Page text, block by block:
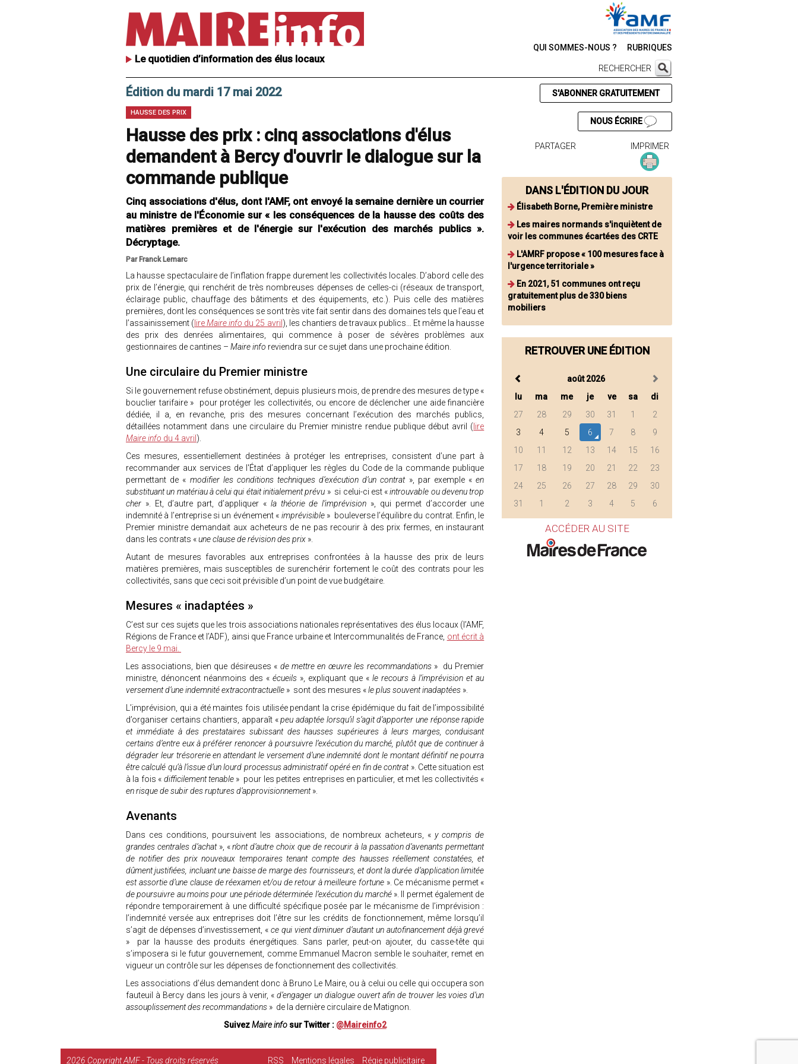
Le quotidien d’information des élus locaux
QUI SOMMES-NOUS ? RUBRIQUES
RECHERCHER
Édition du mardi 17 mai 2022
HAUSSE DES PRIX
Hausse des prix : cinq associations d'élus
demandent à Bercy d'ouvrir le dialogue sur la
commande publique
Cinq associations d'élus, dont l'AMF, ont envoyé la semaine dernière un courrier
au ministre de l'Économie sur « les conséquences de la hausse des coûts des
matières premières et de l'énergie sur l'exécution des marchés publics ».
Décryptage.
Par Franck Lemarc
La hausse spectaculaire de l’inflation frappe durement les collectivités locales. D’abord celle des
prix de l’énergie, qui renchérit de très nombreuses dépenses de celles-ci (réseaux de transport,
éclairage public, chauffage des bâtiments et des équipements, etc.). Puis celle des matières
premières, dont les conséquences se sont très vite fait sentir dans des domaines tels que l’eau et
l’assainissement ( lireMaire info du 25 avril ), les chantiers de travaux publics… Et même la hausse
des prix des denrées alimentaires, qui commence à poser de sévères problèmes aux
gestionnaires de cantines – Maire info reviendra sur ce sujet dans une prochaine édition.
Une circulaire du Premier ministre
Si le gouvernement refuse obstinément, depuis plusieurs mois, de prendre des mesures de type «
bouclier tarifaire » pour protéger les collectivités, ou encore de déclencher une aide financière
dédiée, il a, en revanche, pris des mesures concernant l’exécution des marchés publics,
détaillées notamment dans une circulaire du Premier ministre rendue publique début avril ( lire
Maire info du 4 avril ).
Ces mesures, essentiellement destinées à protéger les entreprises, consistent d’une part à
recommander aux services de l'État d’appliquer les règles du Code de la commande publique
permettant de « modifier les conditions techniques d’exécution d’un contrat », par exemple « en
substituant un matériau à celui qui était initialement prévu » si celui-ci est «introuvable ou devenu trop
cher ». Et, d’autre part, d’appliquer « la théorie de l’imprévision », qui permet d’accorder une
indemnité à l’entreprise si un événement « imprévisible » bouleverse l’équilibre du contrat. Enfin, le
Premier ministre demandait aux acheteurs de ne pas recourir à des prix fermes, en instaurant
dans les contrats «une clause de révision des prix ».
Autant de mesures favorables aux entreprises confrontées à la hausse des prix de leurs
matières premières, mais susceptibles de surenchérir fortement le coût des contrats pour les
collectivités, sans que ceci soit prévisible d’un point de vue budgétaire.
Mesures « inadaptées »
C’est sur ces sujets que les trois associations nationales représentatives des élus locaux (l’AMF,
Régions de France et l’ADF), ainsi que France urbaine et Intercommunalités de France, ont écrit à
Bercy le 9 mai.
Les associations, bien que désireuses « de mettre en œuvre les recommandations» du Premier
ministre, dénoncent néanmoins des «écueils », expliquant que « le recours à l’imprévision et au
versement d’une indemnité extracontractuelle » sont des mesures «le plus souvent inadaptées ».
L’imprévision, qui a été maintes fois utilisée pendant la crise épidémique du fait de l’impossibilité
d’organiser certains chantiers, apparaît «peu adaptée lorsqu’il s’agit d’apporter une réponse rapide
et immédiate à des prestataires subissant des hausses supérieures à leurs marges, conduisant
certains d’entre eux à préférer renoncer à poursuivre l’exécution du marché, plutôt que de continuer à
dégrader leur trésorerie en attendant le versement d’une indemnité dont le montant définitif ne pourra
être calculé qu’à l’issue d’un lourd processus administratif opéré en fin de contrat». Cette situation est
à la fois « difficilement tenable » pour les petites entreprises en particulier, et met les collectivités «
en risque de subir des ruptures d’approvisionnement».
Avenants
Dans ces conditions, poursuivent les associations, de nombreux acheteurs, « y compris de
grandes centrales d’achat», «n’ont d’autre choix que de recourir à la passation d’avenants permettant
de notifier des prix nouveaux temporaires tenant compte des hausses réellement constatées, et
dûment justifiées, incluant une baisse de marge des fournisseurs, et dont la durée d’application limitée
est assortie d’une clause de réexamen et/ou de retour à meilleure fortune ». Ce mécanisme permet «
de poursuivre au moins pour une période déterminée l’exécution du marché». Il permet également de
répondre temporairement à une difficulté spécifique posée par le mécanisme de l’imprévision :
l’indemnité versée aux entreprises doit l’être sur les crédits de fonctionnement, même lorsqu’il
s’agit de dépenses d’investissement, « ce qui vient diminuer d’autant un autofinancement déjà grevé
» par la hausse des produits énergétiques. Sans parler, peut-on ajouter, du casse-tête qui
s’imposera si le futur gouvernement, comme Emmanuel Macron semble le souhaiter, remet en
vigueur un contrôle sur les dépenses de fonctionnement des collectivités.
Les associations d’élus demandent donc à Bruno Le Maire, ou à celui ou celle qui occupera son
fauteuil à Bercy dans les jours à venir, « d’engager un dialogue ouvert afin de trouver les voies d’un
assouplissement des recommandations » de la dernière circulaire de Matignon.
SuivezMaire infosur Twitter : @Maireinfo2
S'ABONNER GRATUITEMENT
NOUS ÉCRIRE
PARTAGER IMPRIMER
DANS L'ÉDITION DU JOUR
Élisabeth Borne, Première ministre
Les maires normands s'inquiètent de
voir les communes écartées des CRTE
L'AMRF propose « 100 mesures face à
l'urgence territoriale »
En 2021, 51 communes ont reçu
gratuitement plus de 330 biens
mobiliers
RETROUVER UNE ÉDITION
août 2026
lu
ma me je ve sa
di
27
28 29 30 31 1
2
3
4 5 6 7 8
9
10
11 12 13 14 15
16
17
18 19 20 21 22
23
24
25 26 27 28 29
30
31
1 2 3 4 5 6
ACCÉDER AU SITE
2026 Copyright AMF - Tous droits réservés RSS Mentions légales Régie publicitaire